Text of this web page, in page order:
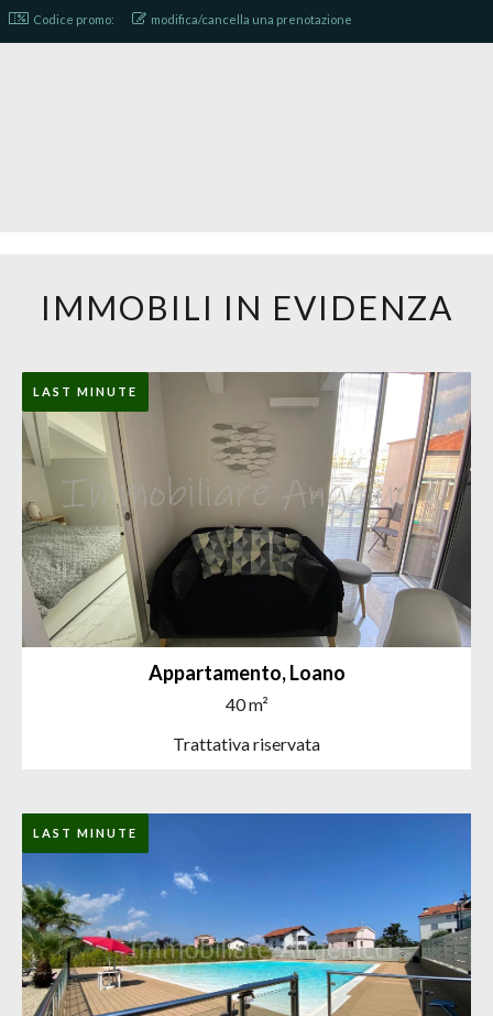
Codice promo: modifica/cancella una prenotazione
IMMOBILI IN EVIDENZA
Appartamento, Loano
40 m²
Trattativa riservata
LAST MINUTE
LAST MINUTE